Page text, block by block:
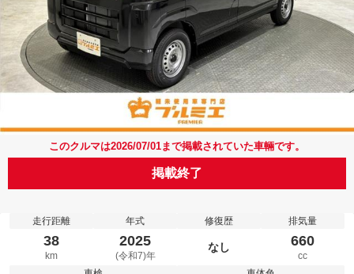
このクルマは2026/07/01まで掲載されていた車輛です。
掲載終了
走行距離
38
km
年式
2025
(令和7)年
修復歴
なし
排気量
660
cc